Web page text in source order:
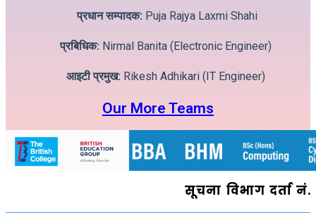
प्रधान सम्पादक: Puja Rajya Laxmi Shahi
प्रबिधिक: Nirmal Banita (Electronic Engineer)
आइटी प्रमुख: Rikesh Adhikari (IT Engineer)
Our More Teams
सूचना विभाग दर्ता